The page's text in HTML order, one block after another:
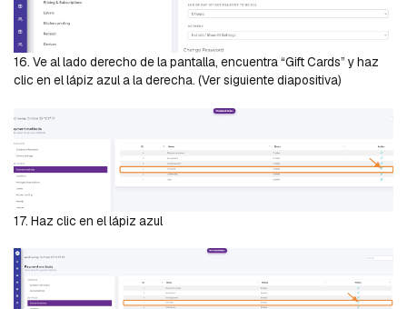
16. Ve al lado derecho de la pantalla, encuentra “Gift Cards” y haz
clic en el lápiz azul a la derecha. (Ver siguiente diapositiva)
17. Haz clic en el lápiz azul